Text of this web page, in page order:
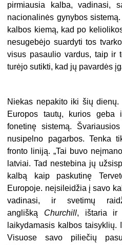
pirmiausia kalba, vadinasi,
nacionalinės gynybos
kalbos kiemą, kad po
nesugebėjo suardyti tos
visus pasaulio vardus, taip ir
turėjo sutikti, kad jų pavardės
Niekas nepakito iki šių
Europos tautų, kurios geba
fonetinę sistemą.
nusipelno pagarbos. Tenka
fronto liniją. „Tai buvo
latviai. Tad nestebina jų
kalbą kaip paskutinę
Europoje. neįsileidžia į savo
vadinasi, ir svetimų
anglišką Churchill, ištaria ir
laikydamasis kalbos taisyklių.
Visuose savo piliečių